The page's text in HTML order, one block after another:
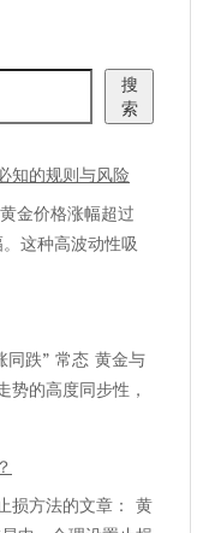
搜
索
知的规则与风险
金价格涨幅超过
这种高波动性吸
同跌” 常态 黄金与
势的高度同步性，
损方法的文章： 黄